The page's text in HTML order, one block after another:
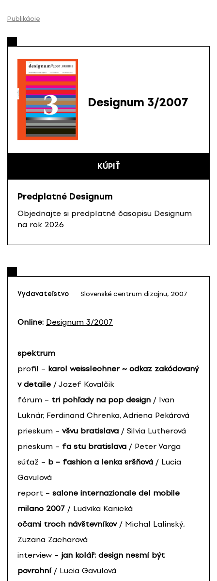
Publikácie
Designum 3/2007
KÚPIŤ
Predplatné Designum
Objednajte si predplatné časopisu Designum
na rok 2026
Vydavateľstvo Slovenské centrum dizajnu, 2007
Online: Designum 3/2007
spektrum
profil – karol weisslechner ~ odkaz zakódovaný
v detaile / Jozef Kovalčik
fórum – tri pohľady na pop design / Ivan
Luknár, Ferdinand Chrenka, Adriena Pekárová
prieskum – všvu bratislava / Silvia Lutherová
prieskum – fa stu bratislava / Peter Varga
súťaž – b – fashion a lenka sršňová / Lucia
Gavulová
report – salone internazionale del mobile
milano 2007 / Ludvika Kanická
očami troch návštevníkov/ Michal Lalinský,
Zuzana Zacharová
interview – jan kolář: design nesmí být
povrchní/ Lucia Gavulová